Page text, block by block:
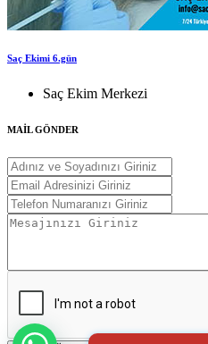
Saç Ekimi 6.gün
Saç Ekim Merkezi
MAİL GÖNDER